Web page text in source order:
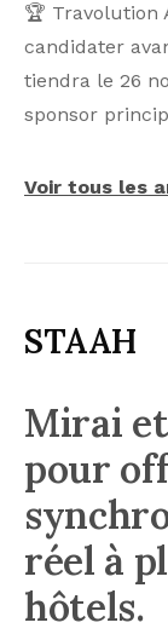
🏆 Travolution
candidater
tiendra le 26
sponsor
Voir tous les
STAAH
Mirai
pour
réel à
hôtels.